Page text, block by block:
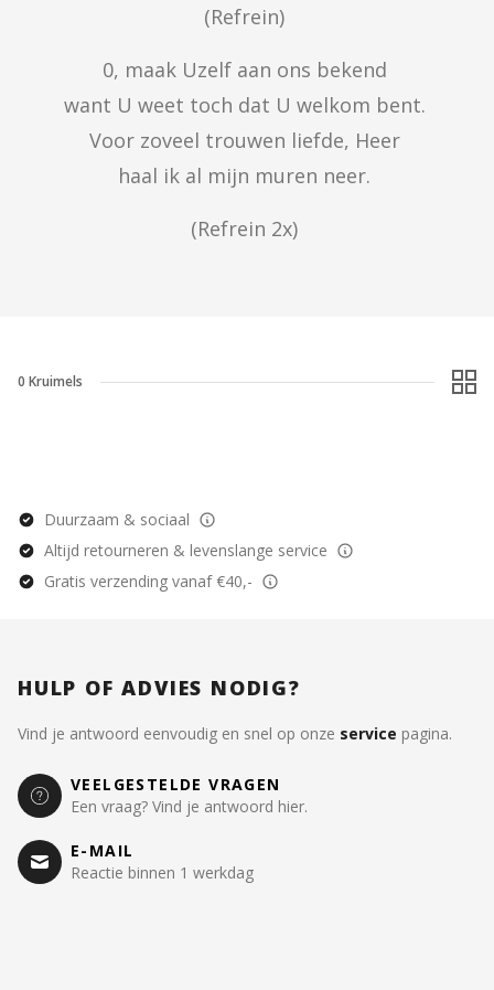
(Refrein)
0, maak Uzelf aan ons bekend
want U weet toch dat U welkom bent.
Voor zoveel trouwen liefde, Heer
haal ik al mijn muren neer.
(Refrein 2x)
0 Kruimels
Duurzaam & sociaal
Altijd retourneren & levenslange service
Gratis verzending vanaf €40,-
HULP OF ADVIES NODIG?
Vind je antwoord eenvoudig en snel op onze service pagina.
VEELGESTELDE VRAGEN
Een vraag? Vind je antwoord hier.
E-MAIL
Reactie binnen 1 werkdag